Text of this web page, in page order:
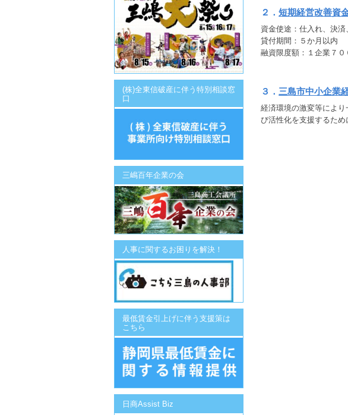
２．短期経営改善資
資金使途：仕入れ、決
貸付期間：５か月以内
融資限度額：１企業７
３． 三島市中小企業
経済環境の激変等によ
び活性化を支援するため
(株)全東信破産に伴う特別相談窓
口
三嶋百年企業の会
人事に関するお困りを解決！
最低賃金引上げに伴う支援策は
こちら
日商Assist Biz